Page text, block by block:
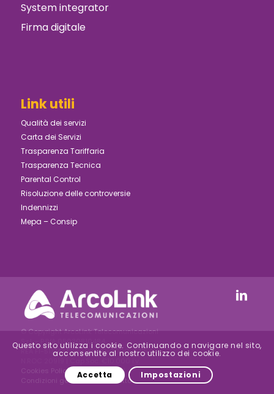
System integrator
Firma digitale
Link utili
Qualità dei servizi
Carta dei Servizi
Trasparenza Tariffaria
Trasparenza Tecnica
Parental Control
Risoluzione delle controversie
Indennizzi
Mepa – Consip
© Copyright ArcoLink Telecomunicazioni
S.r.l. - P.IVA 05030810484
REA FI-511747 | Reg.Imp. FI-2000-24154 –
Cookies Policy
Privacy Policy|
Condizioni generali di Contratto
Questo sito utilizza i cookie. Continuando a navigare nel sito,
acconsentite al nostro utilizzo dei cookie.
Accetta Impostazioni